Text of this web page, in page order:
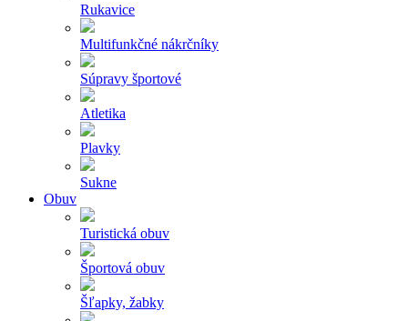
Rukavice
Multifunkčné nákrčníky
Súpravy športové
Atletika
Plavky
Sukne
Obuv
Turistická obuv
Športová obuv
Šľapky, žabky